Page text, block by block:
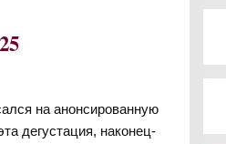
на анонсированную
дегустация, наконец-